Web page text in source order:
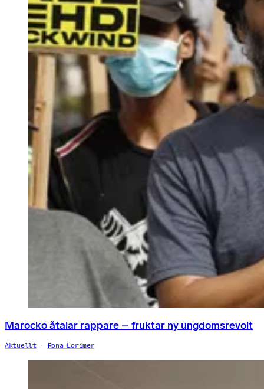
Marocko åtalar rappare – fruktar ny ungdomsrevolt
Aktuellt Rona Lorimer